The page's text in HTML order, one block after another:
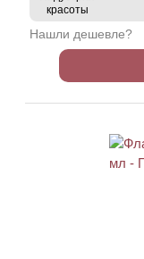
красоты
Нашли дешевле?